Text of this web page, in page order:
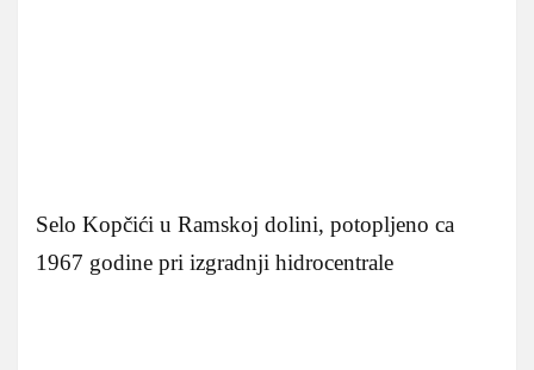
Selo Kopčići u Ramskoj dolini, potopljeno ca
1967 godine pri izgradnji hidrocentrale